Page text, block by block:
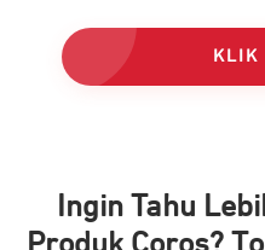
KLIK
Ingin Tahu